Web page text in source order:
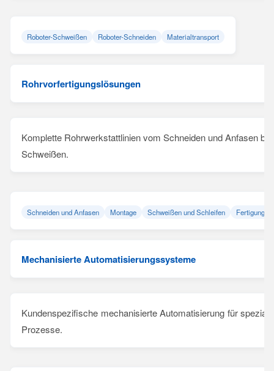
Roboter-Schweißen Roboter-Schneiden Materialtransport
Rohrvorfertigungslösungen
Komplette Rohrwerkstattlinien vom Schneiden und Anfasen
Schweißen.
Schneiden und Anfasen Montage Schweißen und Schleifen
Mechanisierte Automatisierungssysteme
Kundenspezifische mechanisierte Automatisierung für
Prozesse.